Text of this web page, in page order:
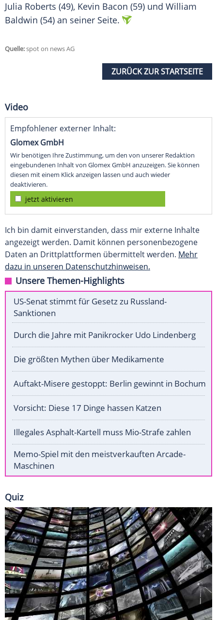
Julia Roberts (49), Kevin Bacon (59) und William
Baldwin (54) an seiner Seite.
Quelle:spot on news AG
ZURÜCK ZUR STARTSEITE
Video
Empfohlener externer Inhalt:
Glomex GmbH
Wir benötigen Ihre Zustimmung, um den von unserer Redaktion
eingebundenen Inhalt von Glomex GmbH anzuzeigen. Sie können
diesen mit einem Klick anzeigen lassen und auch wieder
deaktivieren.
jetzt aktivieren
Ich bin damit einverstanden, dass mir externe Inhalte
angezeigt werden. Damit können personenbezogene
Daten an Drittplattformen übermittelt werden. Mehr
dazu in unseren Datenschutzhinweisen.
Unsere Themen-Highlights
US-Senat stimmt für Gesetz zu Russland-
Sanktionen
Durch die Jahre mit Panikrocker Udo Lindenberg
Die größten Mythen über Medikamente
Auftakt-Misere gestoppt: Berlin gewinnt in Bochum
Vorsicht: Diese 17 Dinge hassen Katzen
Illegales Asphalt-Kartell muss Mio-Strafe zahlen
Memo-Spiel mit den meistverkauften Arcade-
Maschinen
Quiz